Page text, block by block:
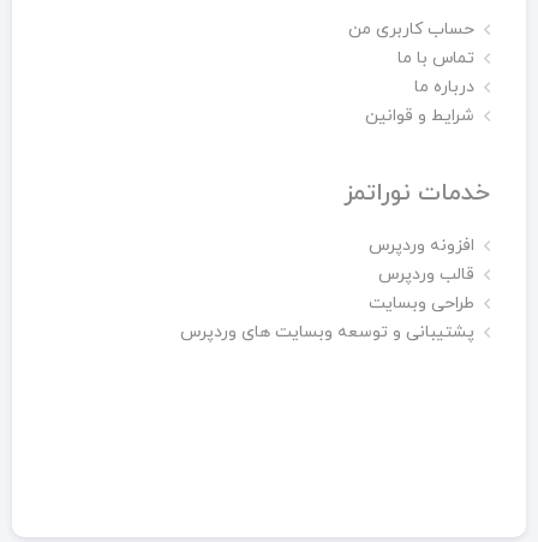
حساب کاربری من
تماس با ما
درباره ما
شرایط و قوانین
خدمات نوراتمز
افزونه وردپرس
قالب وردپرس
طراحی وبسایت
پشتیبانی و توسعه وبسایت های وردپرس